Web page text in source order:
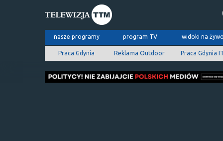
nasze programy program TV widoki na
Praca Gdynia Reklama Outdoor Praca Gdynia